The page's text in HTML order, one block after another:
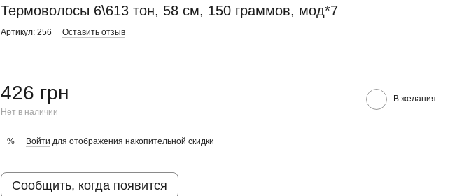
Термоволосы 6\613 тон, 58 см, 150 граммов, мод*7
Артикул: 256 Оставить отзыв
426 грн
Нет в наличии
В желания
% Войти для отображения накопительной скидки
Сообщить, когда появится